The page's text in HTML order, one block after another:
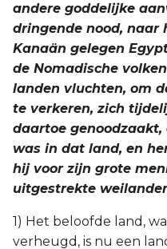
andere goddelijke
dringende nood, naar
Kanaän gelegen
de Nomadische
landen vluchten, om
te verkeren, zich
daartoe
was in dat land, en
hij voor zijn grote
uitgestrekte
1) Het beloofde land,
verheugd, is nu een